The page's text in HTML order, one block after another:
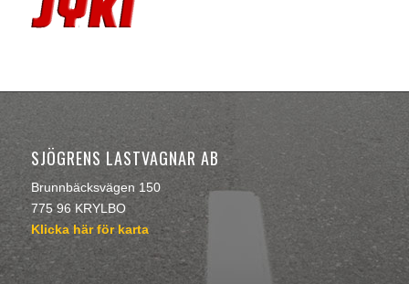
SJÖGRENS LASTVAGNAR AB
Brunnbäcksvägen 150
775 96 KRYLBO
Klicka här för karta